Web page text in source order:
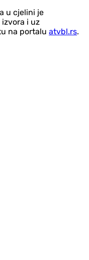
u cjelini je
i uz
na portalu atvbl.rs.